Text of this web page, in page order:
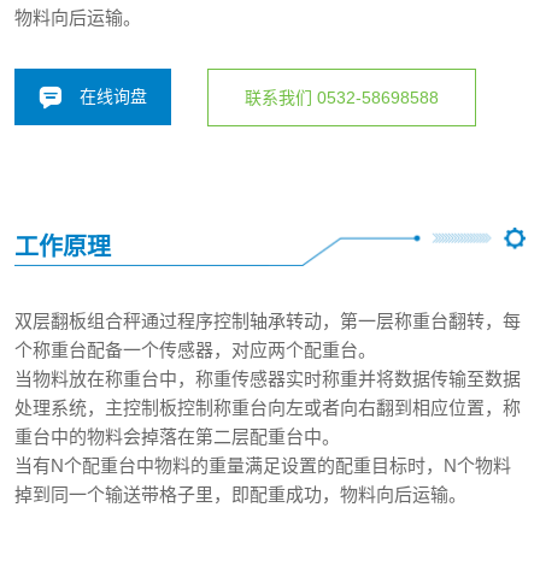
物料向后运输。
在线询盘 联系我们 0532-58698588
工作原理
双层翻板组合秤通过程序控制轴承转动，第一层称重台翻转，每
个称重台配备一个传感器，对应两个配重台。
当物料放在称重台中，称重传感器实时称重并将数据传输至数据
处理系统，主控制板控制称重台向左或者向右翻到相应位置，称
重台中的物料会掉落在第二层配重台中。
当有N个配重台中物料的重量满足设置的配重目标时，N个物料
掉到同一个输送带格子里，即配重成功，物料向后运输。